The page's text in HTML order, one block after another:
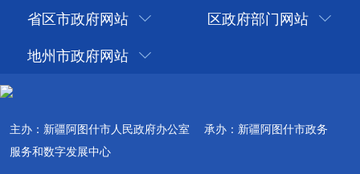
省区市政府网站
区政府部门网站
地州市政府网站
主办：新疆阿图什市人民政府办公室
承办：新疆阿图什市政务
服务和数字发展中心